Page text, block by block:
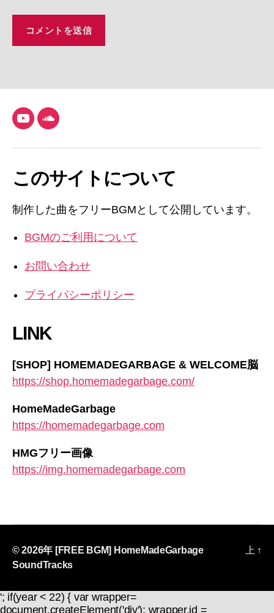
YouTubeSoundCloud
このサイトについて
制作した曲をフリーBGMとして公開しています。
BGMのご利用について
お問い合わせ
プライバシーポリシー
LINK
[SHOP] HOMEMADEGARBAGE & WELCOME脳
https://shop.homemadegarbage.com/
HomeMadeGarbage
https://homemadegarbage.com
HMGフリー画像
https://img.homemadegarbage.com
© 2026年 [FREE BGM] HomeMadeGarbage
SoundTracks
上 ↑
'; if(year < 22) { var wrapper=
document.createElement('div'); wrapper.id =